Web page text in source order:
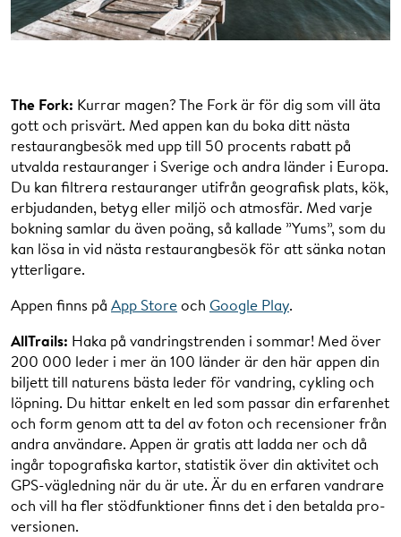
The Fork: Kurrar magen? The Fork är för dig som vill äta
gott och prisvärt. Med appen kan du boka ditt nästa
restaurangbesök med upp till 50 procents rabatt på
utvalda restauranger i Sverige och andra länder i Europa.
Du kan filtrera restauranger utifrån geografisk plats, kök,
erbjudanden, betyg eller miljö och atmosfär. Med varje
bokning samlar du även poäng, så kallade ”Yums”, som du
kan lösa in vid nästa restaurangbesök för att sänka notan
ytterligare.
Appen finns på App Storeoch Google Play.
AllTrails: Haka på vandringstrenden i sommar! Med över
200 000 leder i mer än 100 länder är den här appen din
biljett till naturens bästa leder för vandring, cykling och
löpning. Du hittar enkelt en led som passar din erfarenhet
och form genom att ta del av foton och recensioner från
andra användare. Appen är gratis att ladda ner och då
ingår topografiska kartor, statistik över din aktivitet och
GPS-vägledning när du är ute. Är du en erfaren vandrare
och vill ha fler stödfunktioner finns det i den betalda pro-
versionen.